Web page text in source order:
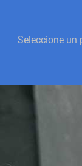
Seleccione un